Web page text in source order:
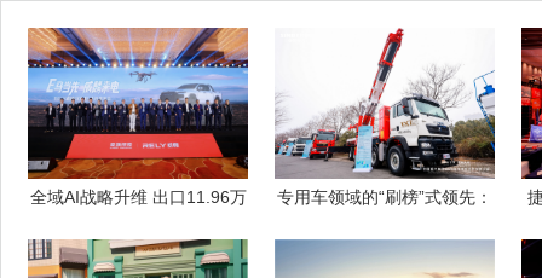
全域AI战略升维 出口11.96万
专用车领域的“刷榜”式领先：